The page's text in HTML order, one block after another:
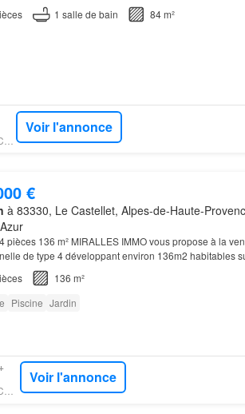
1 salle de bain
84 m²
Voir l'annonce
€
à 83330, Le Castellet, Alpes-de-Haute-
pièces 136 m² MIRALLES IMMO vous propose à la
de type 4 développant environ 136m2 habitables
wc dans la
136 m²
Piscine Jardin
Voir l'annonce